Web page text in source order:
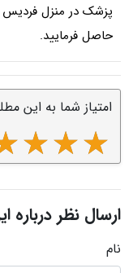
پزشک در منزل
حاصل فرمایید.
امتیاز شما به این
ارسال نظر
نام